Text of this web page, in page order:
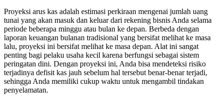
Proyeksi arus kas adalah estimasi perkiraan mengenai jumlah uang
tunai yang akan masuk dan keluar dari rekening bisnis Anda selama
periode beberapa minggu atau bulan ke depan. Berbeda dengan
laporan keuangan bulanan tradisional yang bersifat melihat ke masa
lalu, proyeksi ini bersifat melihat ke masa depan. Alat ini sangat
penting bagi pelaku usaha kecil karena berfungsi sebagai sistem
peringatan dini. Dengan proyeksi ini, Anda bisa mendeteksi risiko
terjadinya defisit kas jauh sebelum hal tersebut benar-benar terjadi,
sehingga Anda memiliki cukup waktu untuk mengambil tindakan
penyelamatan.